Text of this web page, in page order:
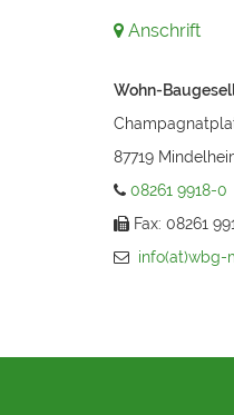
Anschrift
Wohn-
87719
08261 9918-0
Fax: 08261
info(at)wbg-